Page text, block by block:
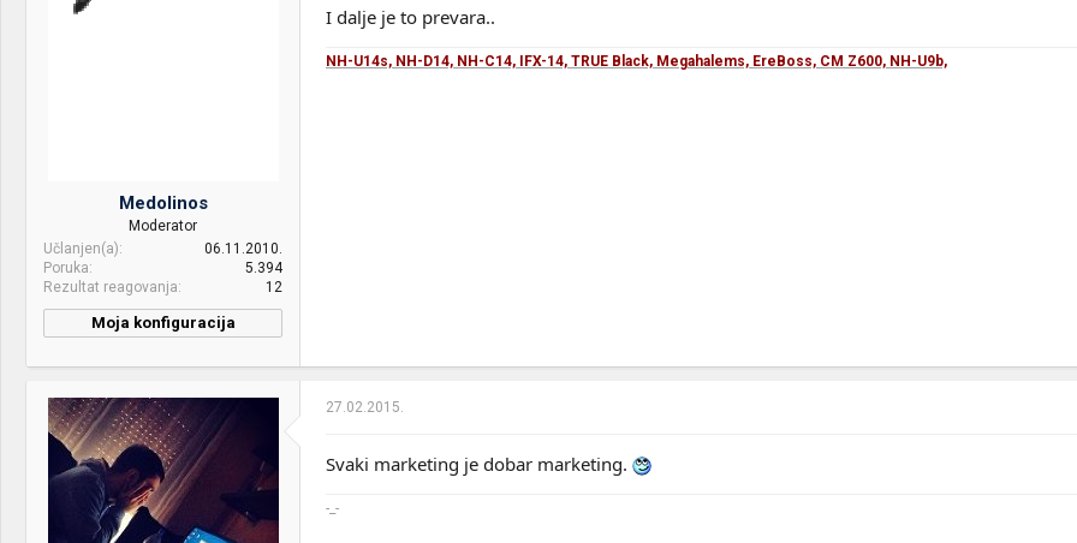
Gigabyte GA-970A-DS3P
ddr3 16gb 1866mhz, hyper
Display:
HDD:
SSD Samsung 850 EVO
250GB / HDD Hitachi 500GB
Sound:
Creative Draco HS-850
gaming headset + MS 5.1
Case:
Corsair 600t Special Edition
White
PSU:
Thermaltake Smart SE
Medolinos
Moderator
Učlanjen(a)
06.11.2010.
Poruka
5.394
Rezultat reagovanja
12
Moja konfiguracija
Name:
CPU & cooler:
AMD FX 8350 / Noctua NH-
U14s / NF-A15 Puss-Pull
Motherboard:
Gigabayte 990FXA-UD5 rev.
3.0
RAM:
Kingston 16gb ddr3
I dalje je to prevara..
NH-U14s, NH-D14, NH-C14, IFX-14, TRUE Black, Megahalems, EreBoss, CM Z600, NH-U9b,
27.02.2015.
Svaki marketing je dobar marketing.
-_-